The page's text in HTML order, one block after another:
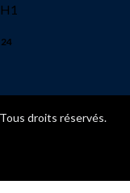
24
droits réservés.